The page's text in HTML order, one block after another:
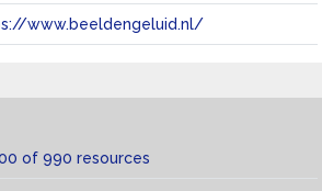
www.beeldengeluid.nl/
of 990 resources